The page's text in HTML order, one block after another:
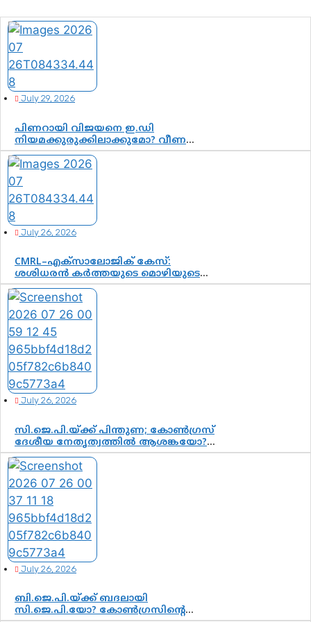
July 29, 2026
പിണറായി വിജയനെ ഇ.ഡി
നിയമക്കുരുക്കിലാക്കുമോ? വീണ
വിജയൻ മാപ്പുസാക്ഷിയാകുമോ?
കർത്തയുടെ മൊഴി നിർണായക
വഴിത്തിരിവാകുമോ?
July 26, 2026
CMRL–എക്‌സാലോജിക് കേസ്:
ശശിധരൻ കർത്തയുടെ മൊഴിയുടെ
അടിസ്ഥാനത്തിൽ പിണറായി
വിജയനെ ചോദ്യം ചെയ്യുന്നതിൽ ഉടൻ
തീരുമാനം; വീണയ്‌ക്കെതിരെ
കൂടുതൽ തെളിവുകൾ പരിശോധിച്ച്
ഇഡി
July 26, 2026
സി.ജെ.പി.യ്ക്ക് പിന്തുണ; കോൺഗ്രസ്
ദേശീയ നേതൃത്വത്തിൽ ആശങ്കയോ?
പാർട്ടിക്കുള്ളിൽ ഭിന്നാഭിപ്രായമെന്ന
വിലയിരുത്തൽ
July 26, 2026
ബി.ജെ.പി.യ്ക്ക് ബദലായി
സി.ജെ.പി.യോ? കോൺഗ്രസിന്റെ